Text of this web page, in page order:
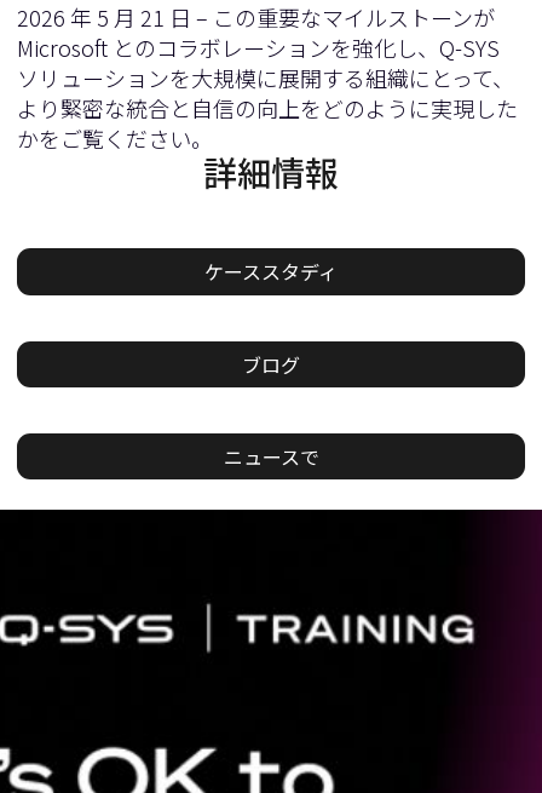
2026 年 5 月 21 日 – この重要なマイルストーンが
Microsoft とのコラボレーションを強化し、Q-SYS
ソリューションを大規模に展開する組織にとって、
より緊密な統合と自信の向上をどのように実現した
かをご覧ください。
詳細情報
ケーススタディ
ブログ
ニュースで
ス
ド：
1